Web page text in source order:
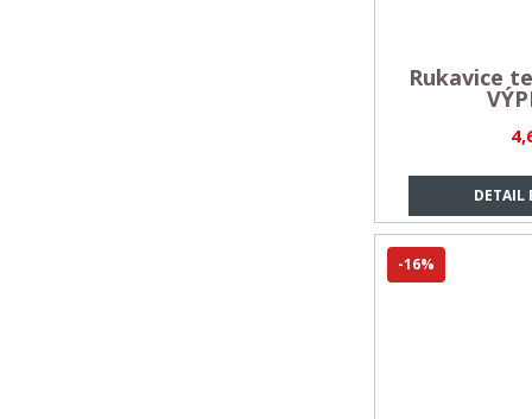
DETAIL
Rukavice
-16%